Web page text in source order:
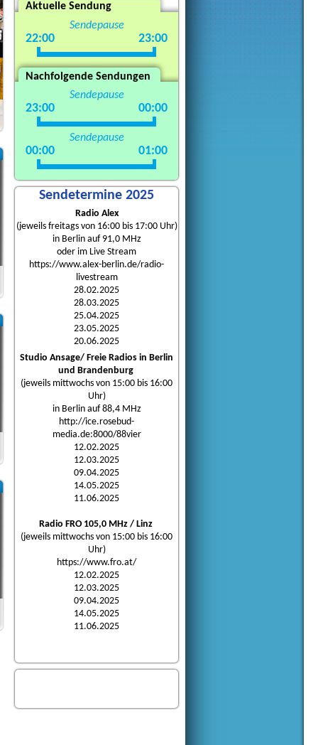
Aktuelle Sendung
Sendepause
22:00 23:00
Nachfolgende Sendungen
Sendepause
23:00 00:00
Sendepause
00:00 01:00
Sendetermine 2025
Radio Alex
(jeweils freitags von 16:00 bis 17:00 Uhr)
in Berlin auf 91,0 MHz
oder im Live Stream
https://www.alex-berlin.de/radio-
livestream
28.02.2025
28.03.2025
25.04.2025
23.05.2025
20.06.2025
Studio Ansage/ Freie Radios in Berlin
und Brandenburg
(jeweils mittwochs von 15:00 bis 16:00
Uhr)
in Berlin auf 88,4 MHz
http://ice.rosebud-
media.de:8000/88vier
12.02.2025
12.03.2025
09.04.2025
14.05.2025
11.06.2025
Radio FRO 105,0 MHz / Linz
(jeweils mittwochs von 15:00 bis 16:00
Uhr)
https://www.fro.at/
12.02.2025
12.03.2025
09.04.2025
14.05.2025
11.06.2025